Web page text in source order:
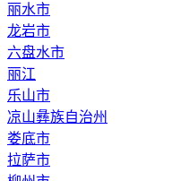
丽水市
龙岩市
六盘水市
丽江
乐山市
凉山彝族自治州
娄底市
拉萨市